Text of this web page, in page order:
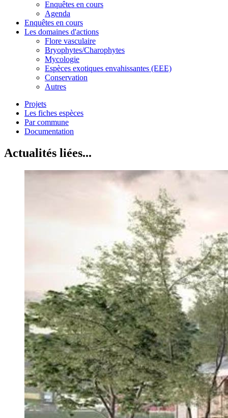
Enquêtes en cours
Agenda
Enquêtes en cours
Les domaines d'actions
Flore vasculaire
Bryophytes/Charophytes
Mycologie
Espèces exotiques envahissantes (EEE)
Conservation
Autres
Projets
Les fiches espèces
Par commune
Documentation
Actualités liées...